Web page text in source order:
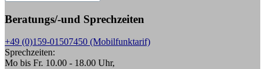
Beratungs/-und Sprechzeiten
+49 (0)159-01507450 (Mobilfunktarif)
Sprechzeiten:
Mo bis Fr. 10.00 - 18.00 Uhr,